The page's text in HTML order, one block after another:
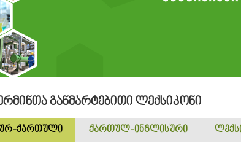
განმარტებითი ლექსიკონი
ქართული ქართულ-ინგლისური